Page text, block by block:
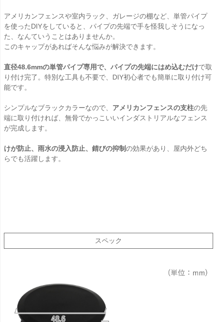
アメリカンフェンスや室内ラック、ガレージの棚など、単管パイプ
を使ったDIYをしていると、パイプの先端で手を怪我しそうになっ
た、なんていうことはありませんか。
このキャップがあればそんな悩みが解決できます。
直径48.6mmの単管パイプ専用で、パイプの先端にはめ込むだけで取
り付け完了。特別な工具も不要で、DIY初心者でも簡単に取り付け可
能です。
シンプルなブラックカラーなので、 アメリカンフェンスの支柱の先
端に取り付ければ、無骨でかっこいいインダストリアルなフェンス
が完成します。
けが防止、雨水の浸入防止、錆びの抑制の効果があり、屋内外どち
らでも活躍します。
スペック